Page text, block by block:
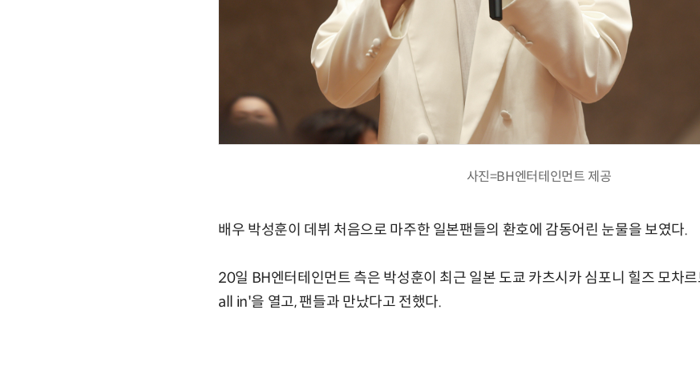
사진=BH엔터테인먼트 제공
배우 박성훈이 데뷔 처음으로 마주한 일본팬들의 환호에 감동어린 눈물을 보였다.
20일 BH엔터테인먼트 측은 박성훈이 최근 일본 도쿄 카츠시카 심포니 힐즈 모차
all in'을 열고, 팬들과 만났다고 전했다.